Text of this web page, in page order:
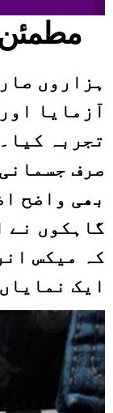
ہزاروں
آزمایا
تجربہ
صرف
بھی واضح
گاہکوں نے
کہ میکس
ایک